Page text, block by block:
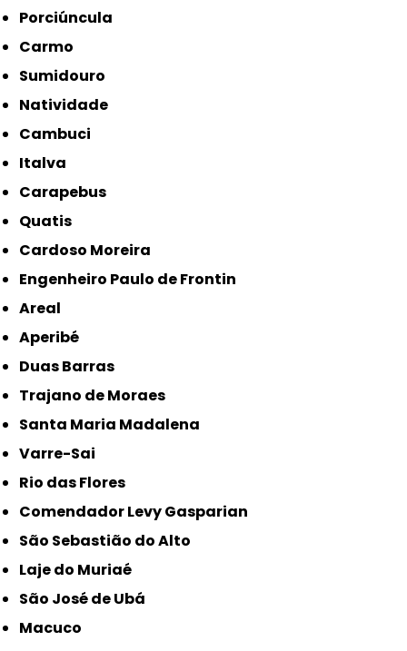
Porciúncula
Carmo
Sumidouro
Natividade
Cambuci
Italva
Carapebus
Quatis
Cardoso Moreira
Engenheiro Paulo de Frontin
Areal
Aperibé
Duas Barras
Trajano de Moraes
Santa Maria Madalena
Varre-Sai
Rio das Flores
Comendador Levy Gasparian
São Sebastião do Alto
Laje do Muriaé
São José de Ubá
Macuco